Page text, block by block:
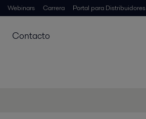
Webinars Carrera Portal para Distribuidores
Contacto